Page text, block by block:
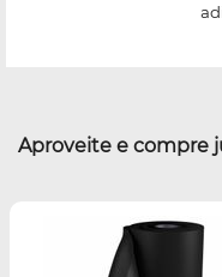
Aproveite e compre